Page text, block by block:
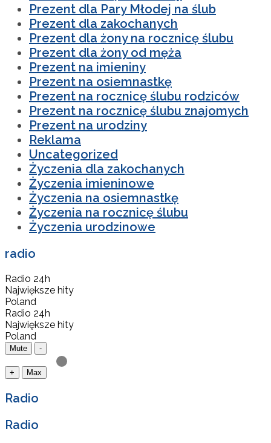
Prezent dla Pary Młodej na ślub
Prezent dla zakochanych
Prezent dla żony na rocznicę ślubu
Prezent dla żony od męża
Prezent na imieniny
Prezent na osiemnastkę
Prezent na rocznicę ślubu rodziców
Prezent na rocznicę ślubu znajomych
Prezent na urodziny
Reklama
Uncategorized
Życzenia dla zakochanych
Życzenia imieninowe
Życzenia na osiemnastkę
Życzenia na rocznicę ślubu
Życzenia urodzinowe
radio
Radio 24h
Największe hity
Poland
Radio 24h
Największe hity
Poland
Mute -
+ Max
Radio
Radio